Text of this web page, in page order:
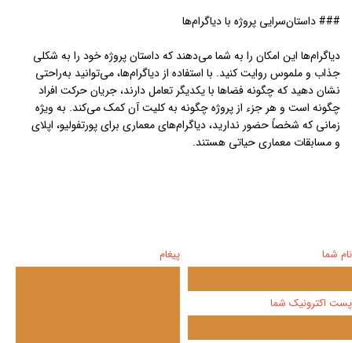
### داستان‌سرایی پروژه با دیاگرام‌ها
دیاگرام‌ها این امکان را به شما می‌دهند که داستان پروژه خود را به شکلی
جذاب و ملموس روایت کنید. با استفاده از دیاگرام‌ها، می‌توانید به‌راحتی
نشان دهید که چگونه فضاها با یکدیگر تعامل دارند، جریان حرکت افراد
چگونه است و هر جزء از پروژه چگونه به کلیت آن کمک می‌کند. به ویژه
زمانی که شخصاً حضور ندارید، دیاگرام‌های معماری برای پورتفولیو، اپلای
و مسابقات معماری حیاتی هستند.
نام شما
پست اکترونیک شما
پیغام